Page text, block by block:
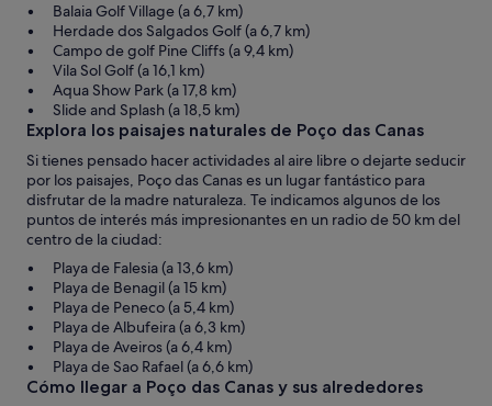
Balaia Golf Village (a 6,7 km)
Herdade dos Salgados Golf (a 6,7 km)
Campo de golf Pine Cliffs (a 9,4 km)
Vila Sol Golf (a 16,1 km)
Aqua Show Park (a 17,8 km)
Slide and Splash (a 18,5 km)
Explora los paisajes naturales de Poço das Canas
Si tienes pensado hacer actividades al aire libre o dejarte seducir
por los paisajes, Poço das Canas es un lugar fantástico para
disfrutar de la madre naturaleza. Te indicamos algunos de los
puntos de interés más impresionantes en un radio de 50 km del
centro de la ciudad:
Playa de Falesia (a 13,6 km)
Playa de Benagil (a 15 km)
Playa de Peneco (a 5,4 km)
Playa de Albufeira (a 6,3 km)
Playa de Aveiros (a 6,4 km)
Playa de Sao Rafael (a 6,6 km)
Cómo llegar a Poço das Canas y sus alrededores